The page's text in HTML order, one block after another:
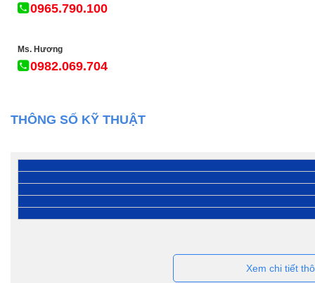
0965.790.100
Ms. Hương
0982.069.704
THÔNG SỐ KỸ THUẬT
Xem chi tiết